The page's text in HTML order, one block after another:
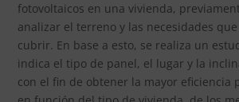
fotovoltaicos en una vivienda,
analizar el terreno y las necesidades
cubrir. En base a esto, se realiza un
indica el tipo de panel, el lugar y la
con el fin de obtener la mayor eficiencia